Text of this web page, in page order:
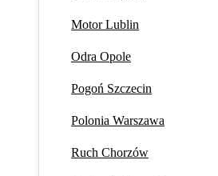
Motor Lublin
Odra Opole
Pogoń Szczecin
Polonia Warszawa
Ruch Chorzów